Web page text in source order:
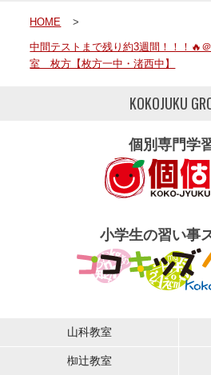
HOME >
中間テストまで残り約3週間！！！🔥
室 枚方【枚方一中・渚西中】
KOKOJUKU
個別専門学
小学生の習い事
山科教室
椥辻教室